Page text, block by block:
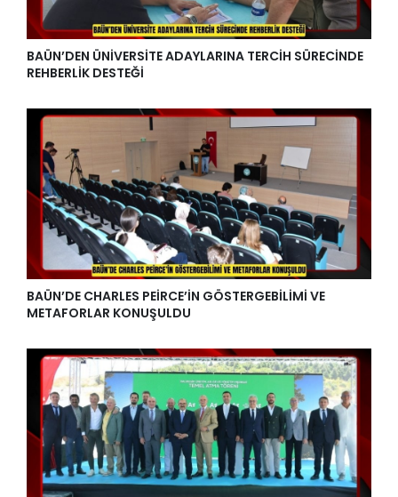
BAÜN’DEN ÜNİVERSİTE ADAYLARINA TERCİH SÜRECİNDE
REHBERLİK DESTEĞİ
BAÜN’DE CHARLES PEİRCE’İN GÖSTERGEBİLİMİ VE
METAFORLAR KONUŞULDU